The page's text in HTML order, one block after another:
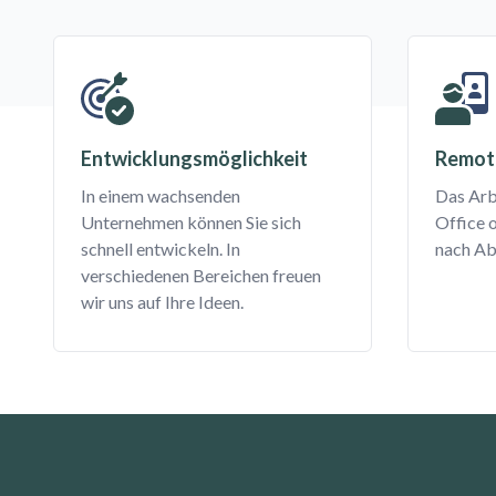
Entwicklungsmöglichkeit
In einem wachsenden
Unternehmen können Sie sich
schnell entwickeln. In
verschiedenen Bereichen freuen
wir uns auf Ihre Ideen.
Das
Office
nach